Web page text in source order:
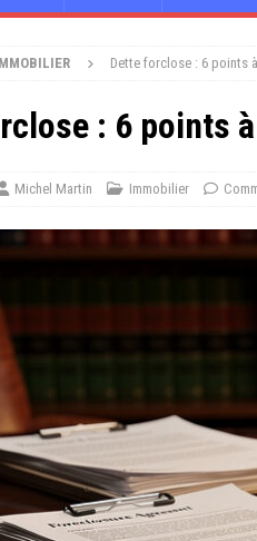
Dette forclose : 6 points
: 6 points
Michel Martin Immobilier